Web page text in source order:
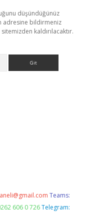
düşündüğünüz
adresine bildirmeniz
kaldırılacaktır.
Teams:
606 0 726 Telegram: